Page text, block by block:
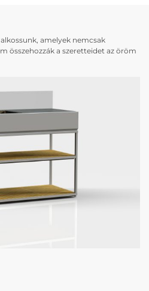
amelyek nemcsak
összehozzák a szeretteidet az öröm